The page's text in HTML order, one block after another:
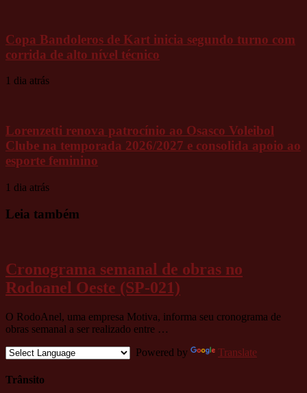
Copa Bandoleros de Kart inicia segundo turno com
corrida de alto nível técnico
1 dia atrás
Lorenzetti renova patrocínio ao Osasco Voleibol
Clube na temporada 2026/2027 e consolida apoio ao
esporte feminino
1 dia atrás
Leia também
Cronograma semanal de obras no
Rodoanel Oeste (SP-021)
O RodoAnel, uma empresa Motiva, informa seu cronograma de
obras semanal a ser realizado entre …
Powered by
Translate
Trânsito